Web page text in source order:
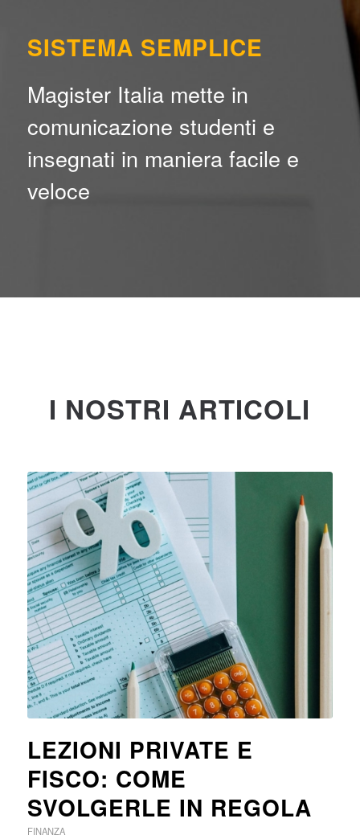
SISTEMA SEMPLICE
Magister Italia mette in
comunicazione studenti e
insegnati in maniera facile e
veloce
I NOSTRI ARTICOLI
LEZIONI PRIVATE E
FISCO: COME
SVOLGERLE IN REGOLA
FINANZA